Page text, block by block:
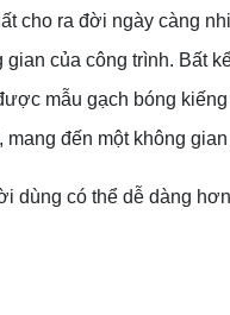
cho ra đời ngày càng
của công trình. Bất
mẫu gạch bóng
đến một không gian
dùng có thể dễ dàng